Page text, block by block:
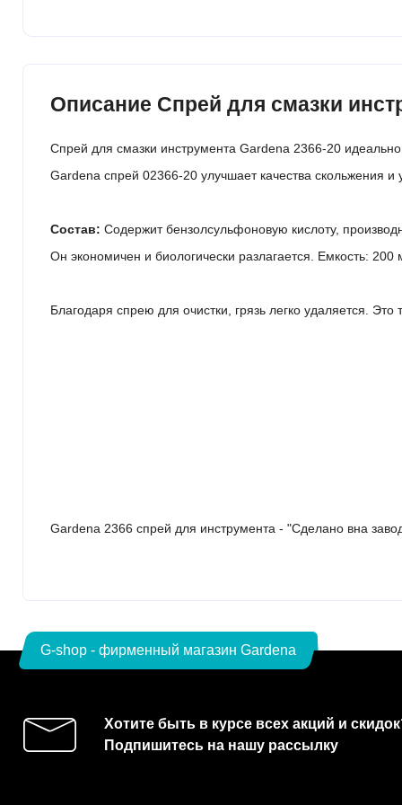
Описание Спрей для смазки
Спрей для смазки инструмента Gardena 2366-20
Gardena спрей 02366-20 улучшает качества скольжения
Состав: Содержит бензолсульфоновую кислоту,
Он экономичен и биологически разлагается. Емкость: 200
Благодаря спрею для очистки, грязь легко удаляется.
Gardena 2366 спрей для инструмента - "Сделано вна
G-shop - фирменный магазин Gardena
Хотите быть в курсе всех акций и
Подпишитесь на нашу рассылку